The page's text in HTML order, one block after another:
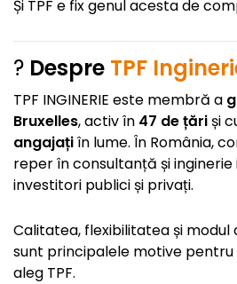
Și TPF e fix genul acesta de
? Despre TPF
TPF INGINERIE este membră a
Bruxelles, activ în 47 de țăriși
angajațiîn lume. În România,
reper în consultanță și
investitori publici și privați.
Calitatea, flexibilitatea și
sunt principalele motive
aleg TPF.